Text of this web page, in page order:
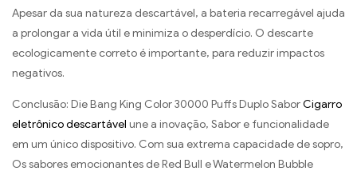
Apesar da sua natureza descartável, a bateria recarregável ajuda
a prolongar a vida útil e minimiza o desperdício. O descarte
ecologicamente correto é importante, para reduzir impactos
negativos.
Conclusão: Die Bang King Color 30000 Puffs Duplo SaborCigarro
eletrônico descartável une a inovação, Sabor e funcionalidade
em um único dispositivo. Com sua extrema capacidade de sopro,
Os sabores emocionantes de Red Bull e Watermelon Bubble